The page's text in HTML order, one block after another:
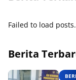
Failed to load posts.
Berita